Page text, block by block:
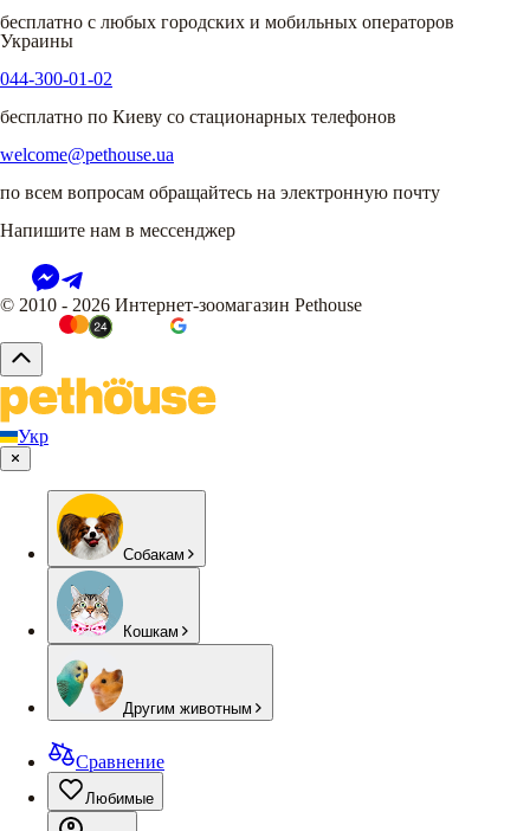
бесплатно с любых городских и мобильных операторов
Украины
044-300-01-02
бесплатно по Киеву со стационарных телефонов
welcome@pethouse.ua
по всем вопросам обращайтесь на электронную почту
Напишите нам в мессенджер
© 2010 - 2026 Интернет-зоомагазин Pethouse
Укр
Собакам
Кошкам
Другим животным
Сравнение
Любимые